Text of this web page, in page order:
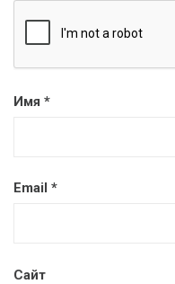
Имя *
Email *
Сайт